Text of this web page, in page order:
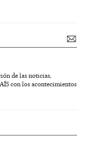
de las noticias,
con los acontecimientos